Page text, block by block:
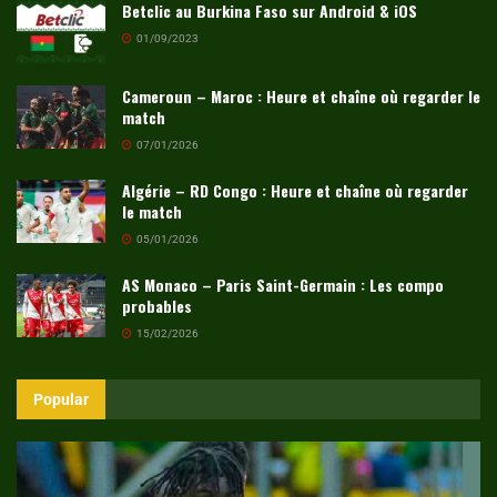
Betclic au Burkina Faso sur Android & iOS
01/09/2023
Cameroun – Maroc : Heure et chaîne où regarder le
match
07/01/2026
Algérie – RD Congo : Heure et chaîne où regarder
le match
05/01/2026
AS Monaco – Paris Saint-Germain : Les compo
probables
15/02/2026
Popular